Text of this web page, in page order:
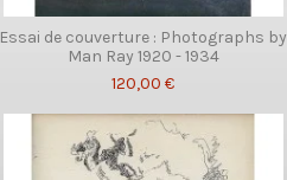
Essai de couverture : Photographs by
Man Ray 1920 - 1934
120,00 €